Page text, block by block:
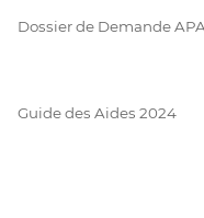
Dossier de Demande APA
Guide des Aides 2024